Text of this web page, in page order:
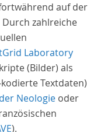
auf der
Durch zahlreiche
Laboratory
(Bilder) als
Textdaten)
Neologie oder
).